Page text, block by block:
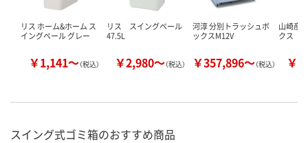
リス ホーム&ホーム ス
イングペール グレー
￥1,141～（税込）
リス スイングペール
47.5L
￥2,980～（税込）
河淳 分別トラッシュボ
ックスM12V
￥357,896～（税込）
山崎産
クス
￥
スイング式ゴミ箱のおすすめ商品